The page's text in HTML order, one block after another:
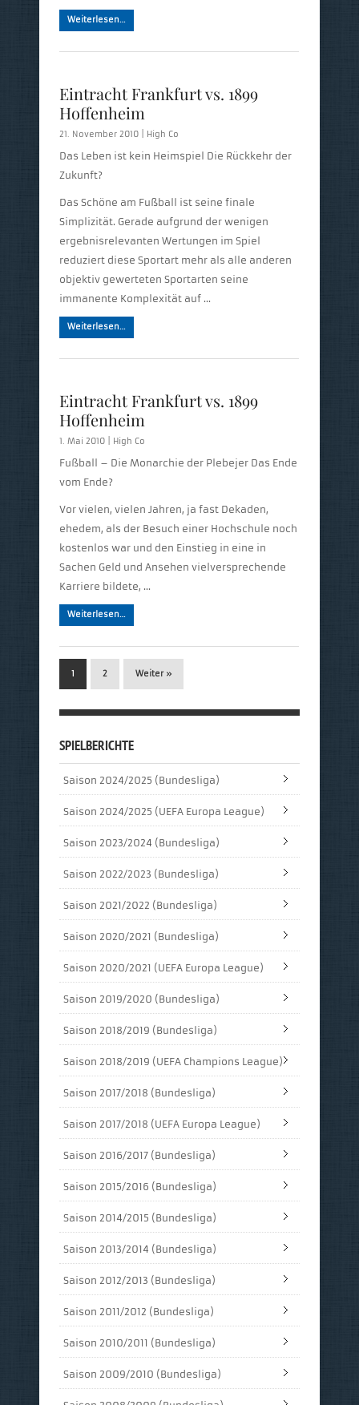
Weiterlesen…
Eintracht Frankfurt vs. 1899
Hoffenheim
21. November 2010 | High Co
Das Leben ist kein Heimspiel Die Rückkehr der
Zukunft?
Das Schöne am Fußball ist seine finale
Simplizität. Gerade aufgrund der wenigen
ergebnisrelevanten Wertungen im Spiel
reduziert diese Sportart mehr als alle anderen
objektiv gewerteten Sportarten seine
immanente Komplexität auf …
Weiterlesen…
Eintracht Frankfurt vs. 1899
Hoffenheim
1. Mai 2010 | High Co
Fußball – Die Monarchie der Plebejer Das Ende
vom Ende?
Vor vielen, vielen Jahren, ja fast Dekaden,
ehedem, als der Besuch einer Hochschule noch
kostenlos war und den Einstieg in eine in
Sachen Geld und Ansehen vielversprechende
Karriere bildete, …
Weiterlesen…
1 2 Weiter »
SPIELBERICHTE
Saison 2024/2025 (Bundesliga)
Saison 2024/2025 (UEFA Europa League)
Saison 2023/2024 (Bundesliga)
Saison 2022/2023 (Bundesliga)
Saison 2021/2022 (Bundesliga)
Saison 2020/2021 (Bundesliga)
Saison 2020/2021 (UEFA Europa League)
Saison 2019/2020 (Bundesliga)
Saison 2018/2019 (Bundesliga)
Saison 2018/2019 (UEFA Champions League)
Saison 2017/2018 (Bundesliga)
Saison 2017/2018 (UEFA Europa League)
Saison 2016/2017 (Bundesliga)
Saison 2015/2016 (Bundesliga)
Saison 2014/2015 (Bundesliga)
Saison 2013/2014 (Bundesliga)
Saison 2012/2013 (Bundesliga)
Saison 2011/2012 (Bundesliga)
Saison 2010/2011 (Bundesliga)
Saison 2009/2010 (Bundesliga)